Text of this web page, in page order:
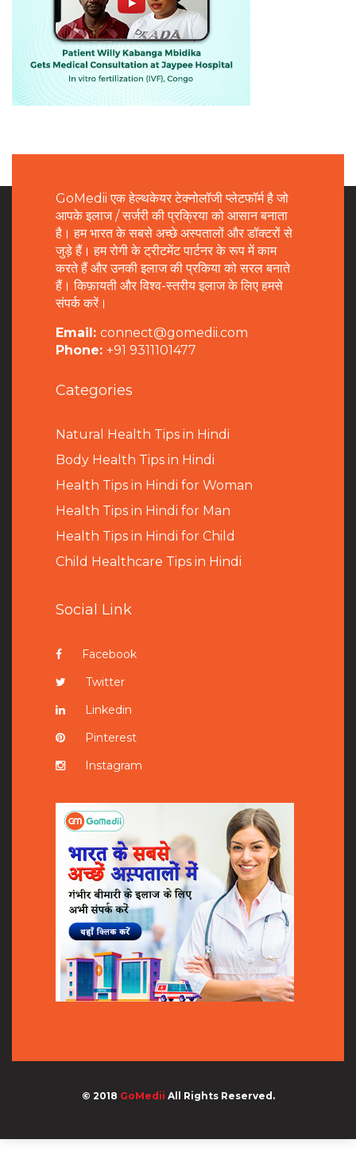
GoMedii एक हेल्थकेयर टेक्नोलॉजी प्लेटफॉर्म है जो
आपके इलाज / सर्जरी की प्रक्रिया को आसान बनाता
है। हम भारत के सबसे अच्छे अस्पतालों और डॉक्टरों से
जुड़े हैं। हम रोगी के ट्रीटमेंट पार्टनर के रूप में काम
करते हैं और उनकी इलाज की प्रकिया को सरल बनाते
हैं। किफ़ायती और विश्व-स्तरीय इलाज के लिए हमसे
संपर्क करें।
Email: connect@gomedii.com
Phone: +91 9311101477
Categories
Natural Health Tips in Hindi
Body Health Tips in Hindi
Health Tips in Hindi for Woman
Health Tips in Hindi for Man
Health Tips in Hindi for Child
Child Healthcare Tips in Hindi
Social Link
Facebook
Twitter
Linkedin
Pinterest
Instagram
© 2018 GoMedii All Rights Reserved.